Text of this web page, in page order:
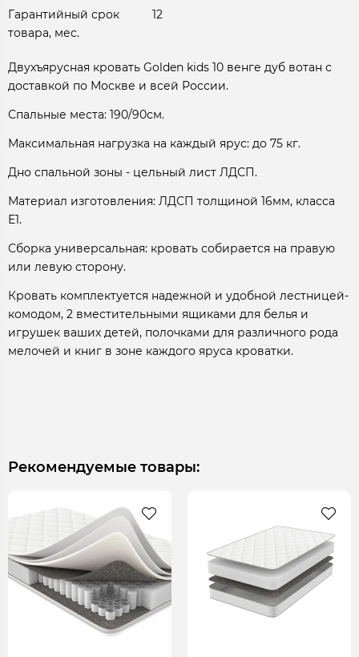
Гарантийный срок
товара, мес.
12
Двухъярусная кровать Golden kids 10 венге дуб вотан с
доставкой по Москве и всей России.
Спальные места: 190/90см.
Максимальная нагрузка на каждый ярус: до 75 кг.
Дно спальной зоны - цельный лист ЛДСП.
Материал изготовления: ЛДСП толщиной 16мм, класса
Е1.
Сборка универсальная: кровать собирается на правую
или левую сторону.
Кровать комплектуется надежной и удобной лестницей-
комодом, 2 вместительными ящиками для белья и
игрушек ваших детей, полочками для различного рода
мелочей и книг в зоне каждого яруса кроватки.
Рекомендуемые товары: